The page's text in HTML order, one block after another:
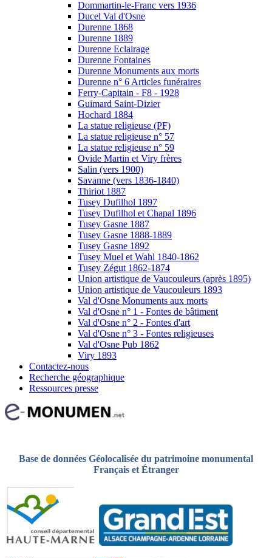
Dommartin-le-Franc vers 1936
Ducel Val d'Osne
Durenne 1868
Durenne 1889
Durenne Eclairage
Durenne Fontaines
Durenne Monuments aux morts
Durenne n° 6 Articles funéraires
Ferry-Capitain - F8 - 1928
Guimard Saint-Dizier
Hochard 1884
La statue religieuse (PF)
La statue religieuse n° 57
La statue religieuse n° 59
Ovide Martin et Viry frères
Salin (vers 1900)
Savanne (vers 1836-1840)
Thiriot 1887
Tusey Dufilhol 1897
Tusey Dufilhol et Chapal 1896
Tusey Gasne 1887
Tusey Gasne 1888-1889
Tusey Gasne 1892
Tusey Muel et Wahl 1840-1862
Tusey Zégut 1862-1874
Union artistique de Vaucouleurs (après 1895)
Union artistique de Vaucouleurs 1893
Val d'Osne Monuments aux morts
Val d'Osne n° 1 - Fontes de bâtiment
Val d'Osne n° 2 - Fontes d'art
Val d'Osne n° 3 - Fontes religieuses
Val d'Osne Pub 1862
Viry 1893
Contactez-nous
Recherche géographique
Ressources presse
Base de données Géolocalisée du patrimoine monumental
Français et Étranger